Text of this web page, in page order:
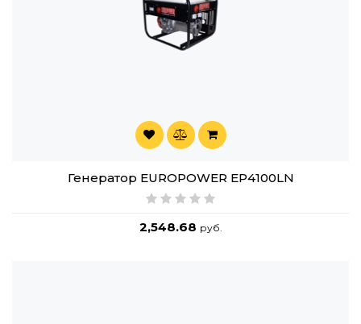
Генератор EUROPOWER EP4100LN
2,548.68 руб.